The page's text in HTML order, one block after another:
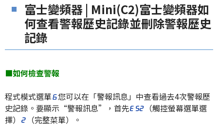
富士變頻器 | Mini(C2)富士變頻器如
何查看警報歷史記錄並刪除警報歷史
記錄
■如何檢查警報
程式模式選單 您可以在「警報訊息」中查看過去4次警報歷
史記錄。要顯示“警報訊息”，首先
（觸控螢幕選單選
擇）
（完整菜單）。